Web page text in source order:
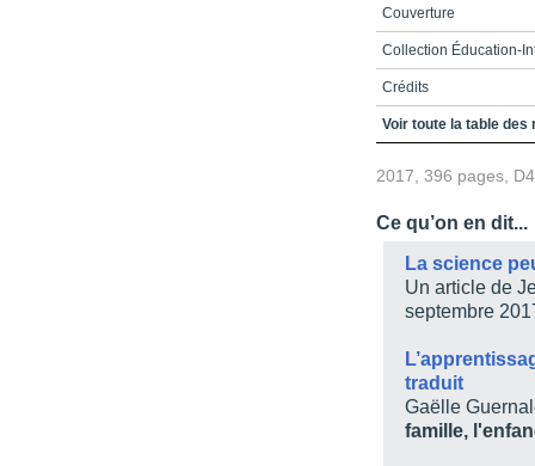
Couverture
Collection Éducation-
Crédits
Préface / Optimiser
Table des matières
Liste des figures
Liste des tableaux
PARTIE 1 / L’origine
Chapitre 1 /
Voir toute la table des
2017, 396 pages,
Ce qu’on en dit...
La science
Un article de
septembre
traduit
Gaëlle
famille,